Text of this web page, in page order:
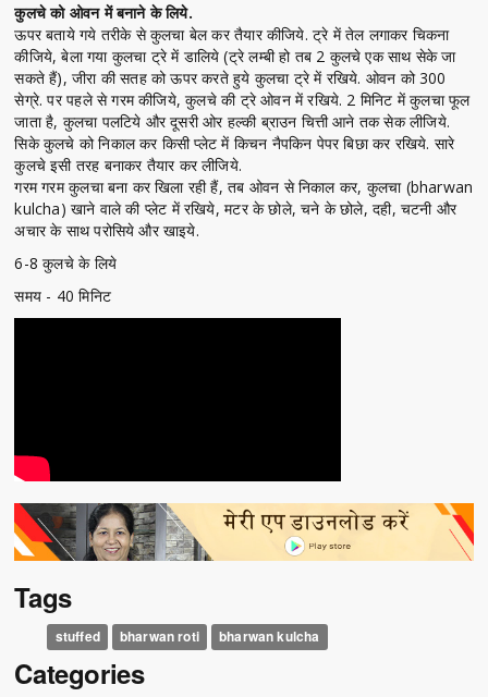
कुलचे को ओवन में बनाने के लिये.
ऊपर बताये गये तरीके से कुलचा बेल कर तैयार कीजिये. ट्रे में तेल लगाकर चिकना
कीजिये, बेला गया कुलचा ट्रे में डालिये (ट्रे लम्बी हो तब 2 कुलचे एक साथ सेके जा
सकते हैं), जीरा की सतह को ऊपर करते हुये कुलचा ट्रे में रखिये. ओवन को 300
सेग्रे. पर पहले से गरम कीजिये, कुलचे की ट्रे ओवन में रखिये. 2 मिनिट में कुलचा फूल
जाता है, कुलचा पलटिये और दूसरी ओर हल्की ब्राउन चित्ती आने तक सेक लीजिये.
सिके कुलचे को निकाल कर किसी प्लेट में किचन नैपकिन पेपर बिछा कर रखिये. सारे
कुलचे इसी तरह बनाकर तैयार कर लीजिये.
गरम गरम कुलचा बना कर खिला रही हैं, तब ओवन से निकाल कर, कुलचा (bharwan
kulcha) खाने वाले की प्लेट में रखिये, मटर के छोले, चने के छोले, दही, चटनी और
अचार के साथ परोसिये और खाइये.
6-8 कुलचे के लिये
समय - 40 मिनिट
Tags
stuffed bharwan roti bharwan kulcha
Categories